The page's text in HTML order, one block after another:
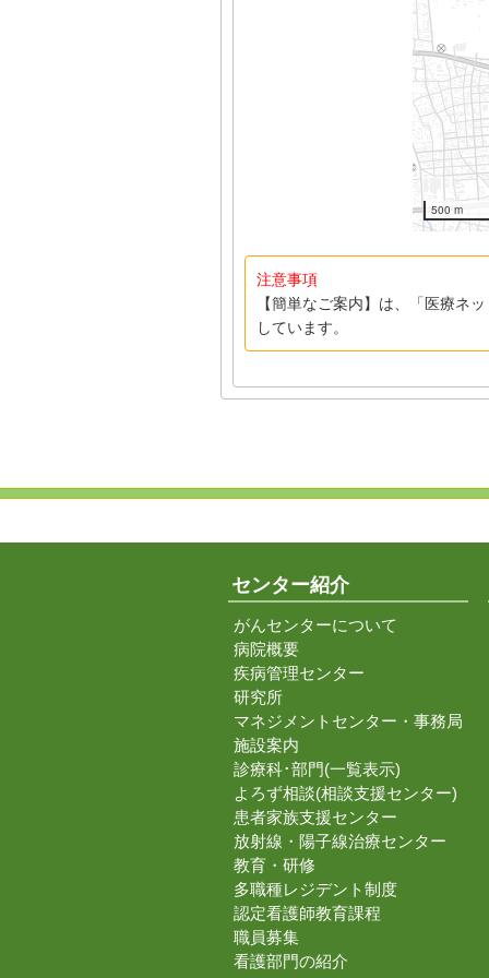
500 m
注意事項
【簡単なご案内】は、「医療ネ
しています。
センター紹介
がんセンターについて
病院概要
疾病管理センター
研究所
マネジメントセンター・事務局
施設案内
診療科･部門(一覧表示)
よろず相談(相談支援センター)
患者家族支援センター
放射線・陽子線治療センター
教育・研修
多職種レジデント制度
認定看護師教育課程
職員募集
看護部門の紹介